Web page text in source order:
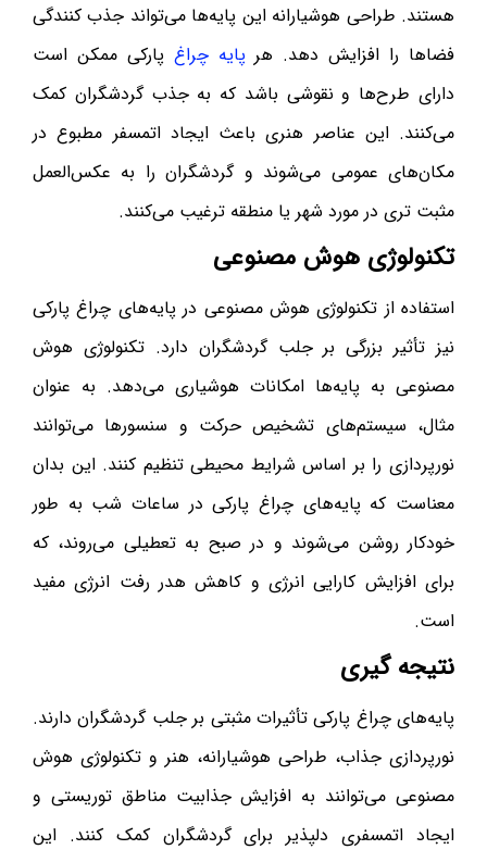
هستند. طراحی هوشیارانه این پایه‌ها می‌تواند جذب کنندگی
فضاها را افزایش دهد. هر پایه چراغ پارکی ممکن است
دارای طرح‌ها و نقوشی باشد که به جذب گردشگران کمک
می‌کنند. این عناصر هنری باعث ایجاد اتمسفر مطبوع در
مکان‌های عمومی می‌شوند و گردشگران را به عکس‌العمل
مثبت تری در مورد شهر یا منطقه ترغیب می‌کنند.
تکنولوژی هوش مصنوعی
استفاده از تکنولوژی هوش مصنوعی در پایه‌های چراغ پارکی
نیز تأثیر بزرگی بر جلب گردشگران دارد. تکنولوژی هوش
مصنوعی به پایه‌ها امکانات هوشیاری می‌دهد. به عنوان
مثال، سیستم‌های تشخیص حرکت و سنسورها می‌توانند
نورپردازی را بر اساس شرایط محیطی تنظیم کنند. این بدان
معناست که پایه‌های چراغ پارکی در ساعات شب به طور
خودکار روشن می‌شوند و در صبح به تعطیلی می‌روند، که
برای افزایش کارایی انرژی و کاهش هدر رفت انرژی مفید
است.
نتیجه گیری
پایه‌های چراغ پارکی تأثیرات مثبتی بر جلب گردشگران دارند.
نورپردازی جذاب، طراحی هوشیارانه، هنر و تکنولوژی هوش
مصنوعی می‌توانند به افزایش جذابیت مناطق توریستی و
ایجاد اتمسفری دلپذیر برای گردشگران کمک کنند. این